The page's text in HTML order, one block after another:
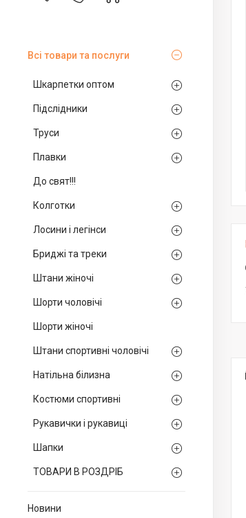
Всі товари та послуги
Шкарпетки оптом
Підслідники
Труси
Плавки
До свят!!!
Колготки
Лосини і легінси
Бриджі та треки
Штани жіночі
Шорти чоловічі
Шорти жіночі
Штани спортивні чоловічі
Натільна білизна
Костюми спортивні
Рукавички і рукавиці
Шапки
ТОВАРИ В РОЗДРІБ
Новини